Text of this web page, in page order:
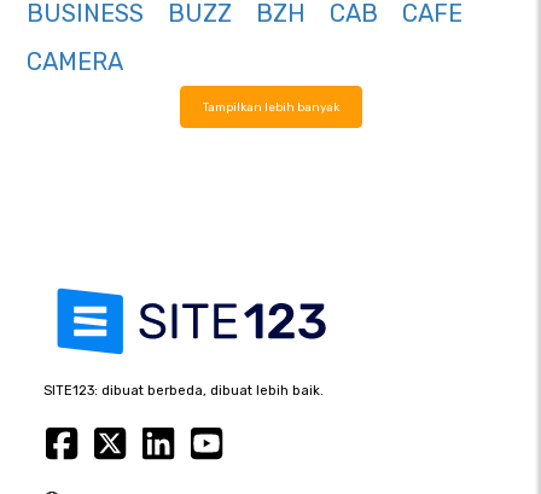
BUSINESS
BUZZ BZH CAB
CAFE
CAMERA
Tampilkan lebih banyak
SITE123: dibuat berbeda, dibuat lebih baik.